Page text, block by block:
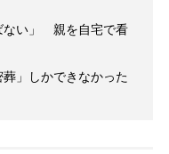
ない」 親を自宅で看
」しかできなかった